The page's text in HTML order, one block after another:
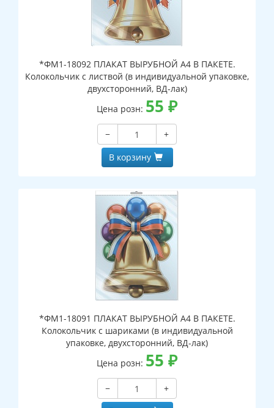
*ФМ1-18092 ПЛАКАТ ВЫРУБНОЙ А4 В ПАКЕТЕ.
Колокольчик с листвой (в индивидуальной упаковке,
двухсторонний, ВД-лак)
Цена розн: 55 ₽
−
+
В корзину
*ФМ1-18091 ПЛАКАТ ВЫРУБНОЙ А4 В ПАКЕТЕ.
Колокольчик с шариками (в индивидуальной
упаковке, двухсторонний, ВД-лак)
Цена розн: 55 ₽
−
+